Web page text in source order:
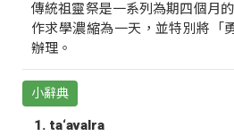
傳統祖靈祭是一系列為期四個月
作求學濃縮為一天，並特別將「
辦理。
小辭典
ta‘avalra